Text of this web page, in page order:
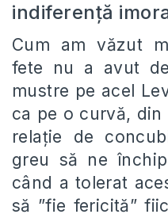
indiferență
Cum am văzut
fete nu a avut
mustre pe acel
ca pe o curvă,
relație de
greu să ne
când a tolerat
să ”fie fericită”